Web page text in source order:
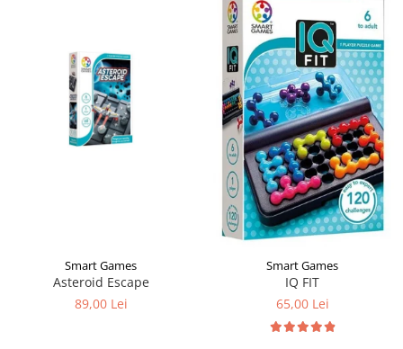
Smart Games
Asteroid Escape
89,00 Lei
Smart Games
IQ FIT
65,00 Lei